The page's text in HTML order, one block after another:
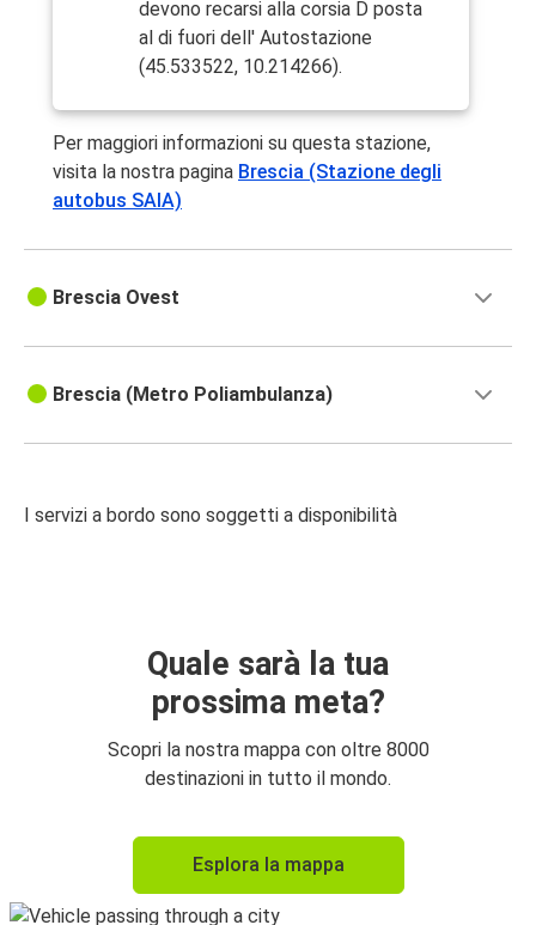
devono recarsi alla corsia D posta
al di fuori dell' Autostazione
(45.533522, 10.214266).
Per maggiori informazioni su questa stazione,
visita la nostra pagina Brescia (Stazione degli
autobus SAIA)
Brescia Ovest
Brescia (Metro Poliambulanza)
I servizi a bordo sono soggetti a disponibilità
Quale sarà la tua
prossima meta?
Scopri la nostra mappa con oltre 8000
destinazioni in tutto il mondo.
Esplora la mappa